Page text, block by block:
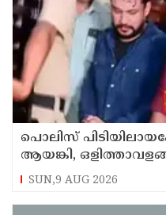
പൊലിസ്
ആയങ്കി,
കണ്ണൂരിലെ ക്വട്ടേഷന്‍
SUN,9 AUG 2026